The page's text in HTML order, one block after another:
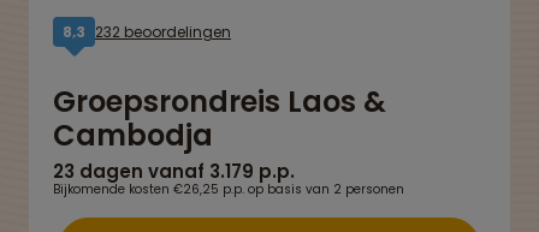
8,3 232 beoordelingen
Groepsrondreis Laos &
Cambodja
23 dagen vanaf 3.179 p.p.
Bijkomende kosten €26,25 p.p. op basis van 2 personen